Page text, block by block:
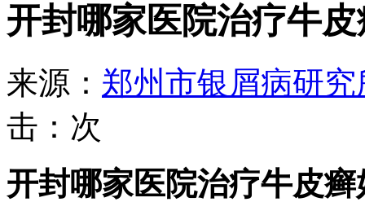
开封哪家医院治疗牛
来源： 郑州市银屑病研
击： 次
开封哪家医院治疗牛皮癣